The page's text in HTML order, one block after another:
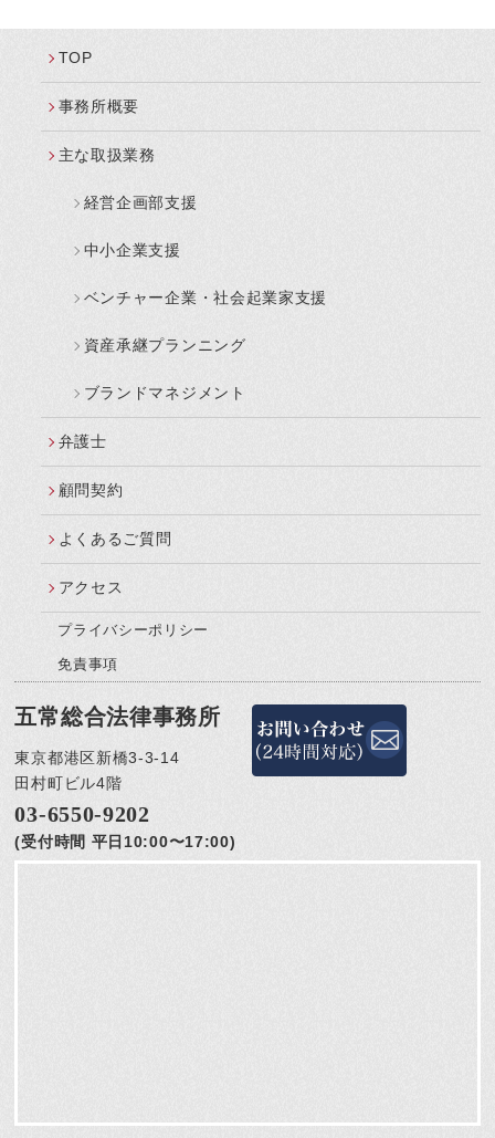
TOP
事務所概要
主な取扱業務
経営企画部支援
中小企業支援
ベンチャー企業・社会起業家支援
資産承継プランニング
ブランドマネジメント
弁護士
顧問契約
よくあるご質問
アクセス
プライバシーポリシー
免責事項
五常総合法律事務所
東京都港区新橋3-3-14
田村町ビル4階
03-6550-9202
(受付時間 平日10:00〜17:00)